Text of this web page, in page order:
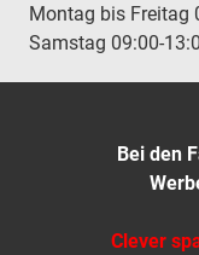
Montag bis Freitag
Samstag 09:00-
Bei den
Clever